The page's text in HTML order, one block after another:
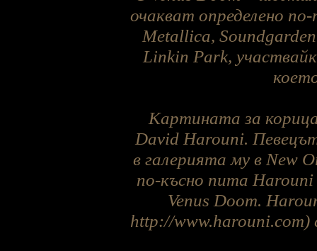
очакват определено
Metallica,
Linkin Park,
Картината за
David Harouni.
в галерията му в New
по-късно пита Harouni
Venus Doom.
http://www.harouni.com)